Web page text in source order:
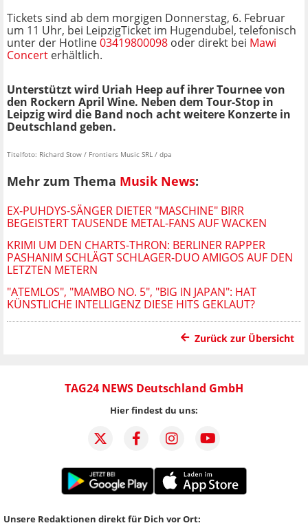
Tickets sind ab dem morgigen Donnerstag, 6. Februar
um 11 Uhr, bei LeipzigTicket im Hugendubel, telefonisch
unter der Hotline03419800098 oder direkt bei Mawi
Concert erhältlich.
Unterstützt wird Uriah Heep auf ihrer Tournee von
den Rockern April Wine. Neben dem Tour-Stop in
Leipzig wird die Band noch acht weitere Konzerte in
Deutschland geben.
Titelfoto: Richard Stow / Frontiers Music SRL / dpa
Mehr zum Thema Musik News:
EX-PUHDYS-SÄNGER DIETER "MASCHINE" BIRR
BEGEISTERT TAUSENDE METAL-FANS AUF WACKEN
KRIMI UM DEN CHARTS-THRON: BERLINER RAPPER
PASHANIM SCHLÄGT SCHLAGER-DUO AMIGOS AUF DEN
LETZTEN METERN
"ATEMLOS", "MAMBO NO. 5", "BIG IN JAPAN": HAT
KÜNSTLICHE INTELLIGENZ DIESE HITS GEKLAUT?
Zurück zur Übersicht
TAG24 NEWS Deutschland GmbH
Hier findest du uns:
Unsere Redaktionen direkt für Dich vor Ort: